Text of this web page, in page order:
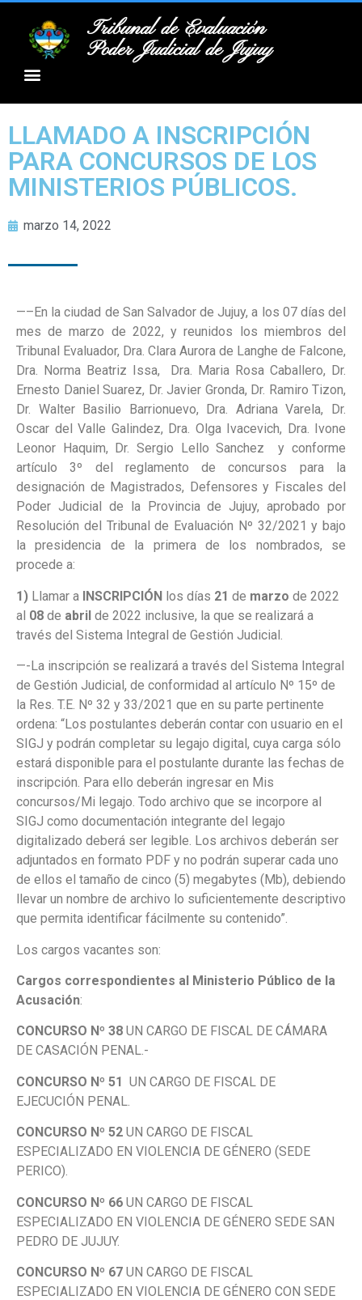
Tribunal de Evaluación
Poder Judicial de Jujuy
LLAMADO A INSCRIPCIÓN
PARA CONCURSOS DE LOS
MINISTERIOS PÚBLICOS.
marzo 14, 2022
—–En la ciudad de San Salvador de Jujuy, a los 07 días del
mes de marzo de 2022, y reunidos los miembros del
Tribunal Evaluador, Dra. Clara Aurora de Langhe de Falcone,
Dra. Norma Beatriz Issa, Dra. Maria Rosa Caballero, Dr.
Ernesto Daniel Suarez, Dr. Javier Gronda, Dr. Ramiro Tizon,
Dr. Walter Basilio Barrionuevo, Dra. Adriana Varela, Dr.
Oscar del Valle Galindez, Dra. Olga Ivacevich, Dra. Ivone
Leonor Haquim, Dr. Sergio Lello Sanchez y conforme
artículo 3º del reglamento de concursos para la
designación de Magistrados, Defensores y Fiscales del
Poder Judicial de la Provincia de Jujuy, aprobado por
Resolución del Tribunal de Evaluación Nº 32/2021 y bajo
la presidencia de la primera de los nombrados, se
procede a:
1) Llamar a INSCRIPCIÓN los días 21 de marzo de 2022
al 08 de abril de 2022 inclusive, la que se realizará a
través del Sistema Integral de Gestión Judicial.
—-La inscripción se realizará a través del Sistema Integral
de Gestión Judicial, de conformidad al artículo Nº 15º de
la Res. T.E. Nº 32 y 33/2021 que en su parte pertinente
ordena: “Los postulantes deberán contar con usuario en el
SIGJ y podrán completar su legajo digital, cuya carga sólo
estará disponible para el postulante durante las fechas de
inscripción. Para ello deberán ingresar en Mis
concursos/Mi legajo. Todo archivo que se incorpore al
SIGJ como documentación integrante del legajo
digitalizado deberá ser legible. Los archivos deberán ser
adjuntados en formato PDF y no podrán superar cada uno
de ellos el tamaño de cinco (5) megabytes (Mb), debiendo
llevar un nombre de archivo lo suficientemente descriptivo
que permita identificar fácilmente su contenido”.
Los cargos vacantes son:
Cargos correspondientes al Ministerio Público de la
Acusación:
CONCURSO Nº 38 UN CARGO DE FISCAL DE CÁMARA
DE CASACIÓN PENAL.-
CONCURSO Nº 51 UN CARGO DE FISCAL DE
EJECUCIÓN PENAL.
CONCURSO Nº 52 UN CARGO DE FISCAL
ESPECIALIZADO EN VIOLENCIA DE GÉNERO (SEDE
PERICO).
CONCURSO Nº 66 UN CARGO DE FISCAL
ESPECIALIZADO EN VIOLENCIA DE GÉNERO SEDE SAN
PEDRO DE JUJUY.
CONCURSO Nº 67 UN CARGO DE FISCAL
ESPECIALIZADO EN VIOLENCIA DE GÉNERO CON SEDE